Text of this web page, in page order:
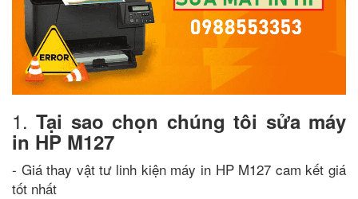
1.Tại sao chọn chúng tôi sửa máy
in HP M127
- Giá thay vật tư linh kiện máy in HP M127 cam kết giá
tốt nhất